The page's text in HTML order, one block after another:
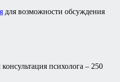
для возможности обсуждения
психолога – 250